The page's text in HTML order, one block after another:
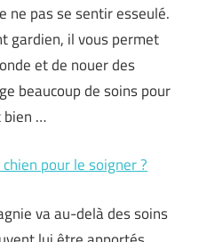
ne pas se sentir esseulé.
gardien, il vous permet
et de nouer des
beaucoup de soins pour
bien …
pour le soigner ?
va au-delà des soins